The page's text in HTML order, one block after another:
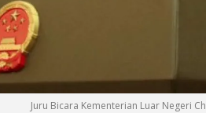
Juru Bicara Kementerian Luar Negeri